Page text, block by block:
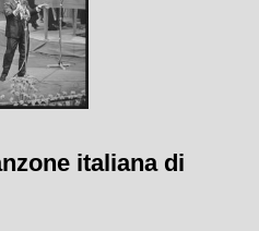
italiana di